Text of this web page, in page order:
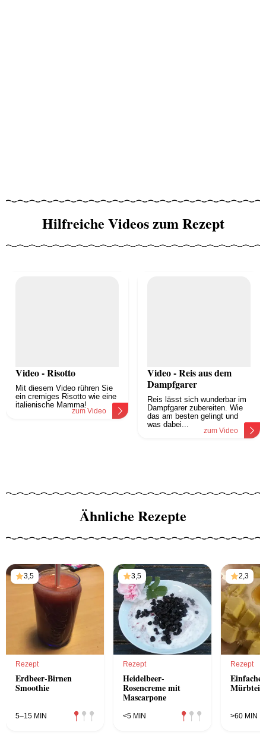
Hilfreiche Videos zum Rezept
Video - Risotto
Mit diesem Video rühren Sie
ein cremiges Risotto wie eine
italienische Mamma!
zum Video
Video - Reis aus dem
Dampfgarer
Reis lässt sich wunderbar im
Dampfgarer zubereiten. Wie
das am besten gelingt und
was dabei...
zum Video
Ähnliche Rezepte
3,5
Rezept
Erdbeer-Birnen
Smoothie
5–15 MIN
3,5
Rezept
Heidelbeer-
Rosencreme mit
Mascarpone
<5 MIN
2,3
Rezept
Mürbteig
>60 MIN